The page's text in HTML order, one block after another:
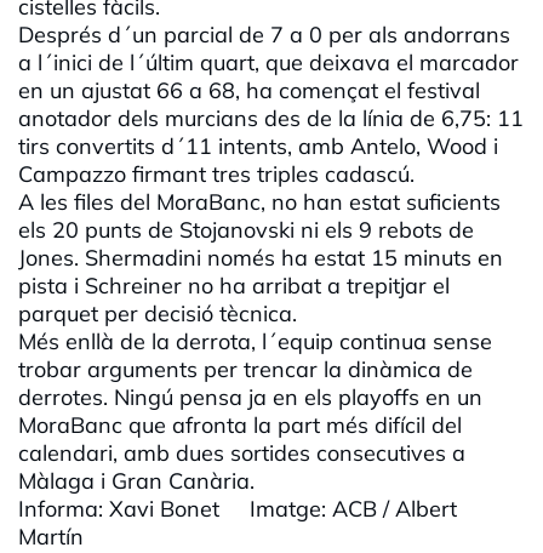
cistelles fàcils.
Després d´un parcial de 7 a 0 per als andorrans
a l´inici de l´últim quart, que deixava el marcador
en un ajustat 66 a 68, ha començat el festival
anotador dels murcians des de la línia de 6,75: 11
tirs convertits d´11 intents, amb Antelo, Wood i
Campazzo firmant tres triples cadascú.
A les files del MoraBanc, no han estat suficients
els 20 punts de Stojanovski ni els 9 rebots de
Jones. Shermadini només ha estat 15 minuts en
pista i Schreiner no ha arribat a trepitjar el
parquet per decisió tècnica.
Més enllà de la derrota, l´equip continua sense
trobar arguments per trencar la dinàmica de
derrotes. Ningú pensa ja en els playoffs en un
MoraBanc que afronta la part més difícil del
calendari, amb dues sortides consecutives a
Màlaga i Gran Canària.
Informa: Xavi Bonet Imatge: ACB / Albert
Martín